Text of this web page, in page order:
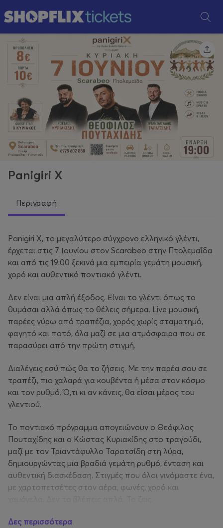
Panigiri X
Περιγραφή
Panigiri X, το μεγαλύτερο σύγχρονο ελληνικό γλέντι,
έρχεται στις 7 Ιουνίου στον Scarabeo στην Πτολεμαΐδα
και από τις 19:00 ξεκινά μια εμπειρία γεμάτη μουσική,
χορό και αυθεντικό ποντιακό γλέντι.
Δεν είναι μια απλή έξοδος. Είναι το γλέντι όπως το
θυμάσαι αλλά όπως το θέλεις σήμερα. Live μουσική,
παρέες γύρω από τραπέζια, χορός χωρίς σταματημό,
φαγητό και ποτό, όλα μαζί σε μια ατμόσφαιρα που σε
παρασύρει από την πρώτη στιγμή.
Διαλέγεις εσύ πώς θα το ζήσεις. Με την παρέα σου σε
τραπέζι, πιο χαλαρά για κουβέντα ή μέσα στον κόσμο
και τον ρυθμό. Ό,τι κι αν κάνεις, θα είσαι μέρος του
γλεντιού.
Το ποντιακό πρόγραμμα απογειώνουν ο Θεόφιλος
Πουταχίδης και ο Κώστας Κυριακίδης στο τραγούδι,
μαζί με τον Τριαντάφυλλο Ταρατσίδη στη λύρα,
δημιουργώντας μια βραδιά γεμάτη ρυθμό, ένταση και
αυθεντική διασκέδαση. Στιγμές που όλοι γινόμαστε ένα,
με χαρτοπετσέτες στον αέρα, φωνές, χορό και
Τα τραπέζια είναι περιορισμένα και ήδη φεύγουν, οπότε
Δες περισσότερα